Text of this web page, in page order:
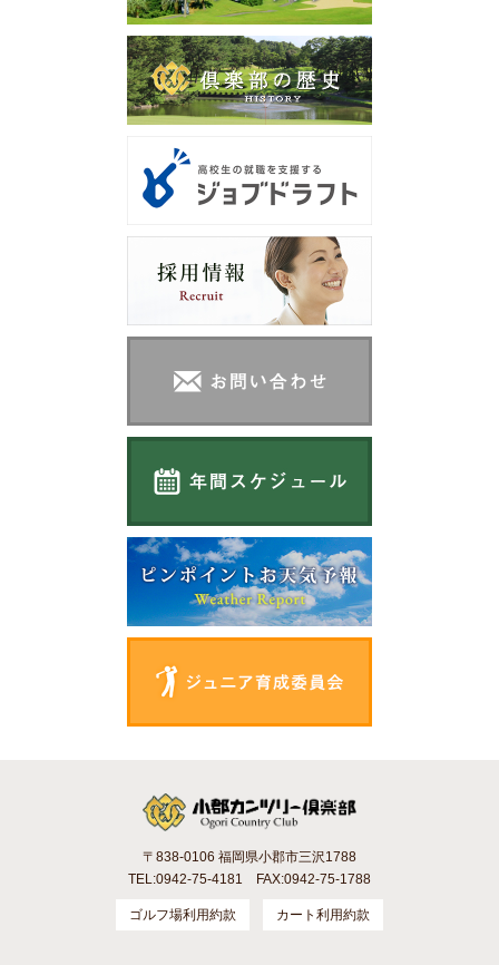
〒838-0106 福岡県小郡市三沢1788
TEL:0942-75-4181 FAX:0942-75-1788
ゴルフ場利用約款 カート利用約款